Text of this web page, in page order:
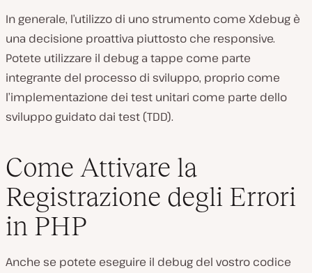
In generale, l’utilizzo di uno strumento come Xdebug è
una decisione proattiva piuttosto che responsive.
Potete utilizzare il debug a tappe come parte
integrante del processo di sviluppo, proprio come
l’implementazione dei test unitari come parte dello
sviluppo guidato dai test (TDD).
Come Attivare la
Registrazione degli Errori
in PHP
Anche se potete eseguire il debug del vostro codice